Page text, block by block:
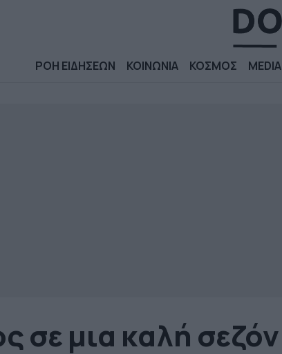
ΡΟΗ ΕΙΔΗΣΕΩΝ ΚΟΙΝΩΝΙΑ ΚΟΣΜΟΣ MEDIA
σε μια καλή σεζόν